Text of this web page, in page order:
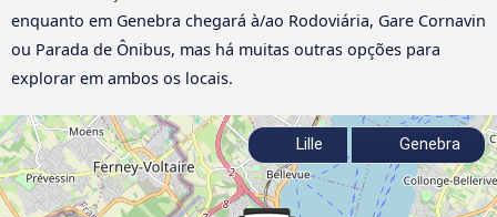
enquanto em Genebra chegará à/ao Rodoviária, Gare Cornavin
ou Parada de Ônibus, mas há muitas outras opções para
explorar em ambos os locais.
Lille Genebra